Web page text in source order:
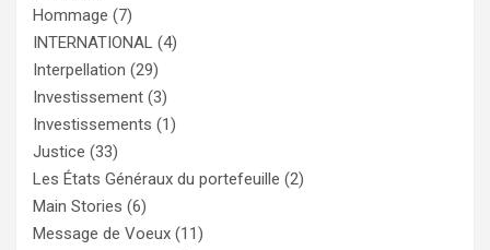
Hommage (7)
INTERNATIONAL (4)
Interpellation (29)
Investissement (3)
Investissements (1)
Justice (33)
Les États Généraux du portefeuille (2)
Main Stories (6)
Message de Voeux (11)